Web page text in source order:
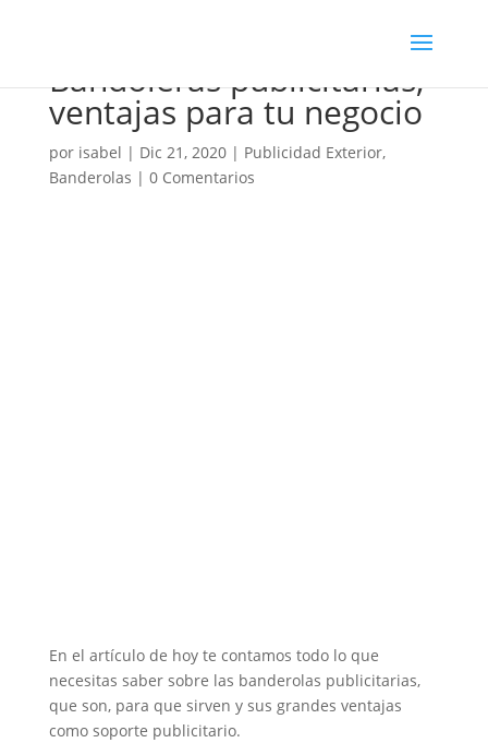
Bandoleras publicitarias,
ventajas para tu negocio
por isabel | Dic 21, 2020| Publicidad Exterior,
Banderolas | 0 Comentarios
En el artículo de hoy te contamos todo lo que
necesitas saber sobre las banderolas publicitarias,
que son, para que sirven y sus grandes ventajas
como soporte publicitario.